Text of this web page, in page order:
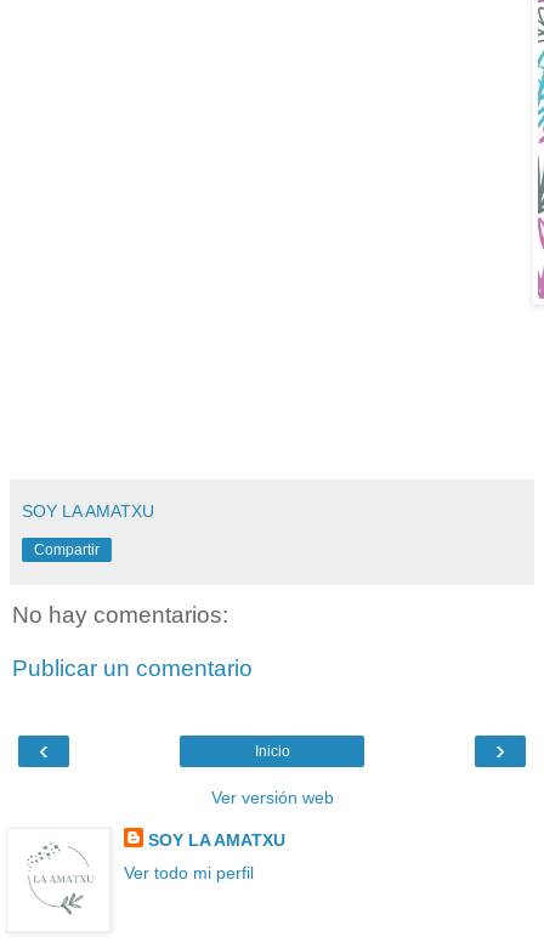
SOY LA AMATXU
Compartir
No hay comentarios:
Publicar un comentario
‹ ›
Inicio
Ver versión web
SOY LA AMATXU
Ver todo mi perfil